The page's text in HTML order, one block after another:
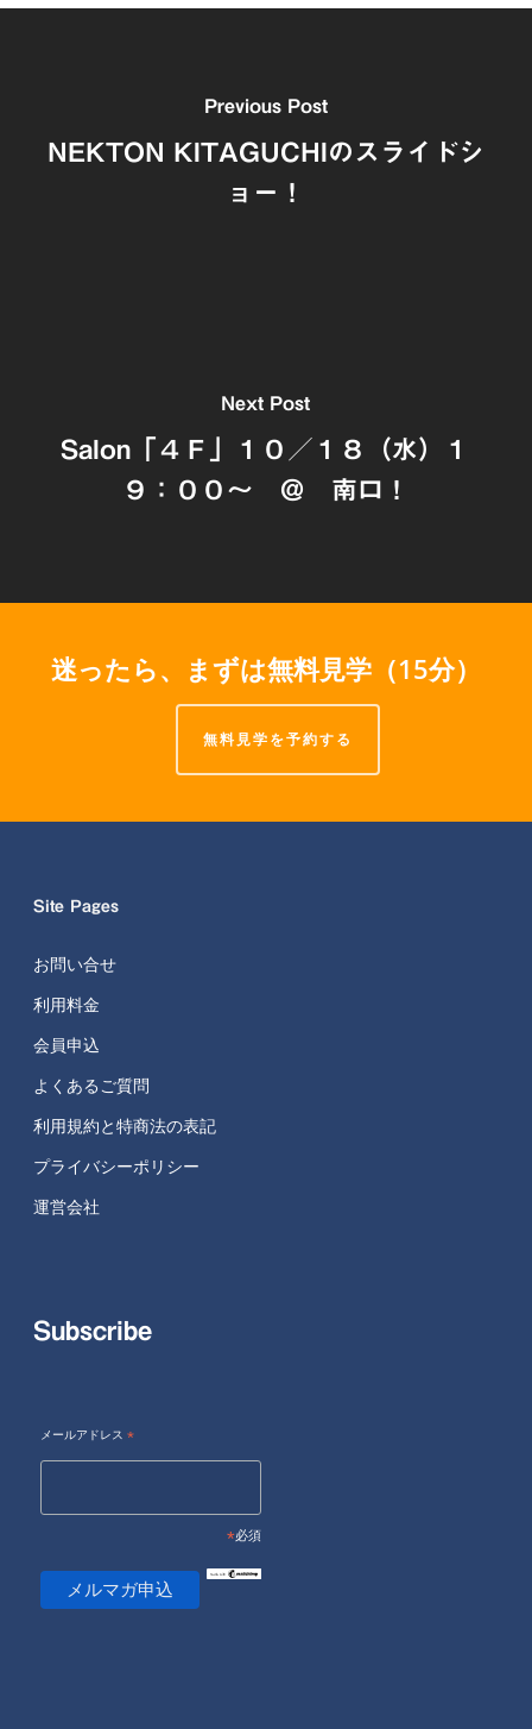
Previous Post
NEKTON KITAGUCHIのスライドシ
ョー！
Next Post
Salon「４Ｆ」１０／１８（水）１
９：００～ ＠ 南口！
迷ったら、まずは無料見学（15分）
無料見学を予約する
Site Pages
お問い合せ
利用料金
会員申込
よくあるご質問
利用規約と特商法の表記
プライバシーポリシー
運営会社
Subscribe
メールアドレス *
*必須